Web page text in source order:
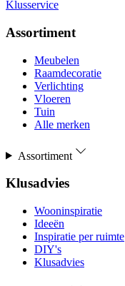
Klusservice
Assortiment
Meubelen
Raamdecoratie
Verlichting
Vloeren
Tuin
Alle merken
Assortiment
Klusadvies
Wooninspiratie
Ideeën
Inspiratie per ruimte
DIY's
Klusadvies